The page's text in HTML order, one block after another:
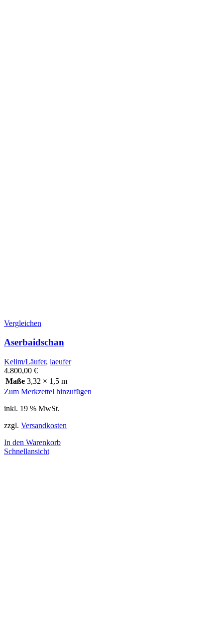
Vergleichen
Aserbaidschan
Kelim/Läufer, laeufer
4.800,00 €
Maße 3,32 × 1,5 m
Zum Merkzettel hinzufügen
inkl. 19 % MwSt.
zzgl. Versandkosten
In den Warenkorb
Schnellansicht